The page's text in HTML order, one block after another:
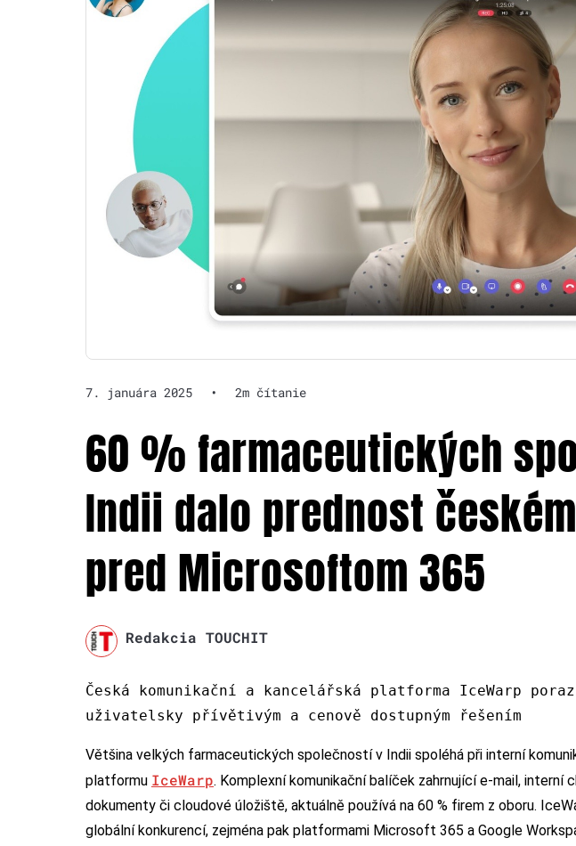
7. januára 2025 • 2m čítanie
60 % farmaceutických
Indii dalo prednost
pred Microsoftom 365
Redakcia TOUCHIT
Česká komunikační a kancelářská platforma IceWarp
uživatelsky přívětivým a cenově dostupným řešením
Většina velkých farmaceutických společností v Indii spoléhá při interní
platformu IceWarp. Komplexní komunikační balíček zahrnující e-mail, interní
dokumenty či cloudové úložiště, aktuálně používá na 60 % firem z oboru.
globální konkurencí, zejména pak platformami Microsoft 365 a Google